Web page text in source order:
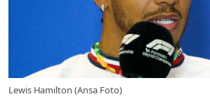
Lewis Hamilton (Ansa Foto)